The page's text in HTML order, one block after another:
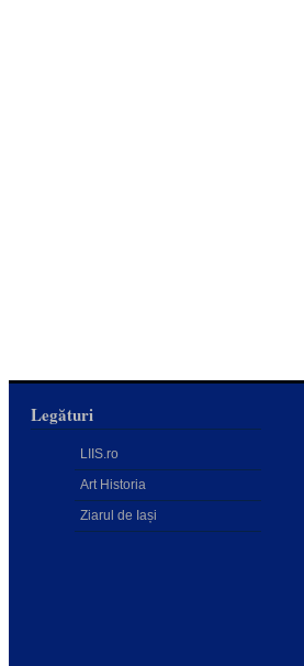
Legături
LIIS.ro
Art Historia
Ziarul de Iași